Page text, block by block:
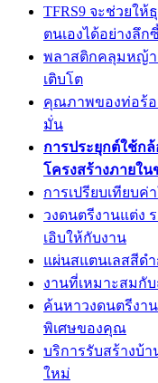
TFRS9 จะช่วยให้
ตนเองได้อย่างลึก
พลาสติกคลุมหญ้า
เติบโต
คุณภาพของท่อร้อ
มั่น
การประยุกต์ใช้ก
โครงสร้างภายใน
การเปรียบเทียบ
วงดนตรีงานแต่ง
เอิบให้กับงาน
แผ่นสแตนเลสสีด
งานที่เหมาะสมกั
ค้นหาวงดนตรีงา
พิเศษของคุณ
บริการรับสร้างบ้
ใหม่